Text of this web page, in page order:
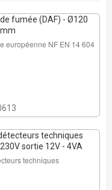
fumée (DAF) - Ø120
européenne NF EN 14 604
techniques
sortie 12V - 4VA
techniques